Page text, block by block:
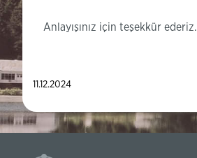
Anlayışınız için teşekkür ederiz.
11.12.2024